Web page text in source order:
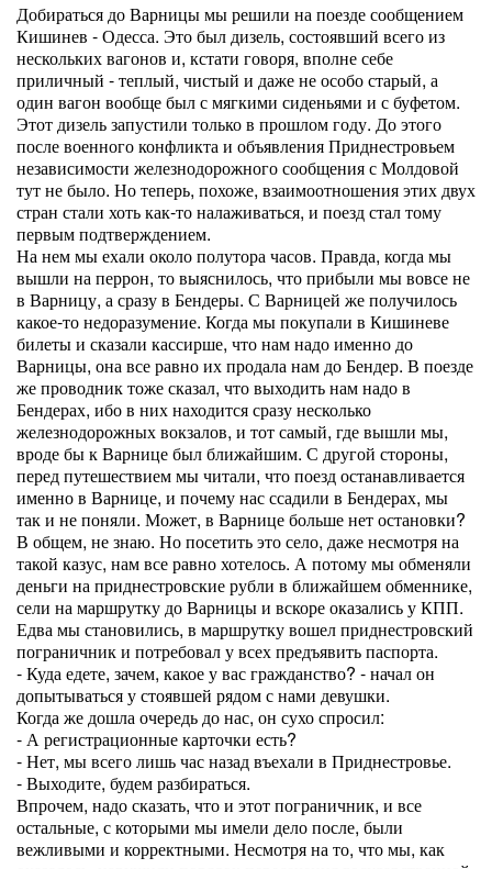
Добираться до Варницы мы решили на поезде сообщением
Кишинев - Одесса. Это был дизель, состоявший всего из
нескольких вагонов и, кстати говоря, вполне себе
приличный - теплый, чистый и даже не особо старый, а
один вагон вообще был с мягкими сиденьями и с буфетом.
Этот дизель запустили только в прошлом году. До этого
после военного конфликта и объявления Приднестровьем
независимости железнодорожного сообщения с Молдовой
тут не было. Но теперь, похоже, взаимоотношения этих двух
стран стали хоть как-то налаживаться, и поезд стал тому
первым подтверждением.
На нем мы ехали около полутора часов. Правда, когда мы
вышли на перрон, то выяснилось, что прибыли мы вовсе не
в Варницу, а сразу в Бендеры. С Варницей же получилось
какое-то недоразумение. Когда мы покупали в Кишиневе
билеты и сказали кассирше, что нам надо именно до
Варницы, она все равно их продала нам до Бендер. В поезде
же проводник тоже сказал, что выходить нам надо в
Бендерах, ибо в них находится сразу несколько
железнодорожных вокзалов, и тот самый, где вышли мы,
вроде бы к Варнице был ближайшим. С другой стороны,
перед путешествием мы читали, что поезд останавливается
именно в Варнице, и почему нас ссадили в Бендерах, мы
так и не поняли. Может, в Варнице больше нет остановки?
В общем, не знаю. Но посетить это село, даже несмотря на
такой казус, нам все равно хотелось. А потому мы обменяли
деньги на приднестровские рубли в ближайшем обменнике,
сели на маршрутку до Варницы и вскоре оказались у КПП.
Едва мы становились, в маршрутку вошел приднестровский
пограничник и потребовал у всех предъявить паспорта.
- Куда едете, зачем, какое у вас гражданство? - начал он
допытываться у стоявшей рядом с нами девушки.
Когда же дошла очередь до нас, он сухо спросил:
- А регистрационные карточки есть?
- Нет, мы всего лишь час назад въехали в Приднестровье.
- Выходите, будем разбираться.
Впрочем, надо сказать, что и этот пограничник, и все
остальные, с которыми мы имели дело после, были
вежливыми и корректными. Несмотря на то, что мы, как